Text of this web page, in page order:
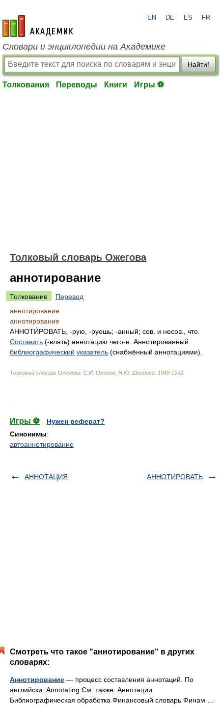
academic.ru
EN DE ES FR
Словари и энциклопедии на Академике
Найти!
Толкования Переводы Книги Игры ⚽
Толковый словарь Ожегова
аннотирование
Толкование
Перевод
аннотирование
аннотирование
АННОТИ́РОВАТЬ, -рую, -руешь; -анный; сов. и несов., что.
Составить (-влять) аннотацию чего-н. Аннотированный
библиографический указатель (снабжённый аннотациями).
Толковый словарь Ожегова С.И. Ожегов, Н.Ю. Шведова. 1949-1992
Игры ⚽
Нужен реферат?
Синонимы:
автоаннотирование
АННОТАЦИЯ АННОТИРОВАТЬ
Смотреть что такое "аннотирование" в других
словарях:
Аннотирование — процесс составления аннотаций. По
английски: Annotating См. также: Аннотации
Библиографическая обработка Финансовый словарь Финам …